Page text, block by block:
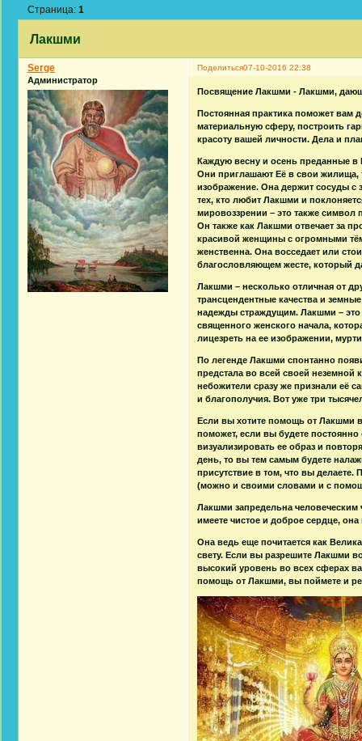
Лакшми
Страница:1
Поделиться07-10-2016 22:38
Serge
Администратор
Посвящение Лакшми - Лакшми,
Постоянная практика поможет вам
материальную сферу, построить
красоту вашей личности. Дела и
Каждую весну и осень преданные в
Они приглашают Её в свои жилища,
изображение. Она держит сосуды
тех, кто любит Лакшми и
мировоззрении – это также
Он также как Лакшми отвечает за
красивой женщины с огромными
женственна. Она восседает или
благословляющем жесте, который
Лакшми – несколько отличная от
трансцендентные качества и
надежды страждущим. Лакшми – это
священного женского начала,
лицезреть на ее изображении,
По легенде Лакшми спонтанно
предстала во всей своей
небожители сразу же признали её
и благополучия. Вот уже три
Если вы хотите помощь от Лакшми
поможет, если вы будете
визуализировать ее образ и
день, то вы тем самым будете
присутствие в том, что вы делаете.
(можно и своими словами и с
Лакшми запредельна человеческим
имеете чистое и доброе сердце,
Она ведь еще почитается как
свету. Если вы разрешите Лакшми
высокий уровень во всех сферах
помощь от Лакшми, вы поймете и